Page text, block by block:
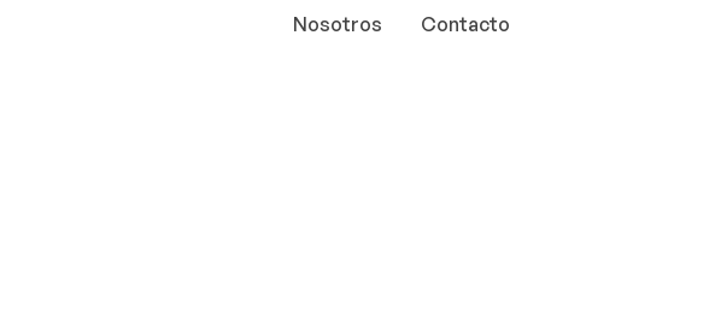
Nosotros Contacto